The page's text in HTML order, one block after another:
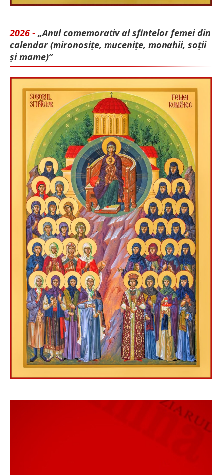
2026 - „Anul comemorativ al sfintelor femei din
calendar (mironosițe, mu­cenițe, monahii, soții
și mame)”